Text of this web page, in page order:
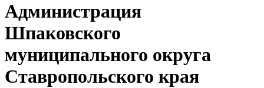
Администрация
Шпаковского
муниципального округа
Ставропольского края